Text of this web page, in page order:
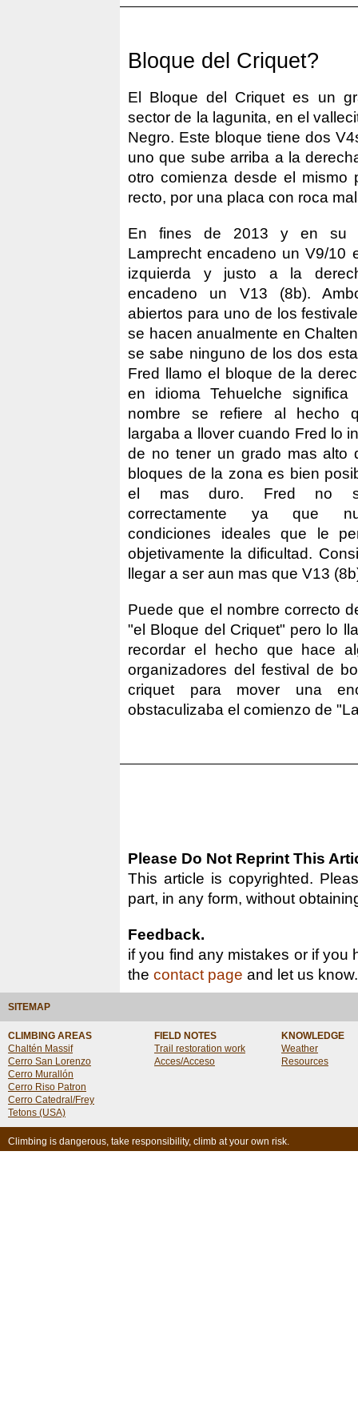
Bloque del Criquet?
El Bloque del Criquet es un
sector de la lagunita, en el
Negro. Este bloque tiene dos
uno que sube arriba a la
otro comienza desde el mismo
recto, por una placa con roca
En fines de 2013 y en su
Lamprecht encadeno un V9/10
izquierda y justo a la
encadeno un V13 (8b).
abiertos para uno de los
se hacen anualmente en
se sabe ninguno de los dos
Fred llamo el bloque de la
en idioma Tehuelche
nombre se refiere al hecho
largaba a llover cuando Fred lo
de no tener un grado mas alto
bloques de la zona es bien
el mas duro. Fred no
correctamente ya que
condiciones ideales que le
objetivamente la dificultad.
llegar a ser aun mas que V13
Puede que el nombre correcto
"el Bloque del Criquet" pero lo
recordar el hecho que hace
organizadores del festival de
criquet para mover una
obstaculizaba el comienzo de
Please Do Not Reprint This
This article is copyrighted.
part, in any form, without
Feedback.
if you find any mistakes or if you
the contact page and let us know.
SITEMAP
CLIMBING AREAS
Chaltén Massif
Cerro San Lorenzo
Cerro Murallón
Cerro Riso Patron
Cerro Catedral/Frey
Tetons (USA)
FIELD NOTES
Trail restoration work
Acces/Acceso
KNOWLEDGE
Weather
Resources
Climbing is dangerous, take responsibility, climb at your own risk.